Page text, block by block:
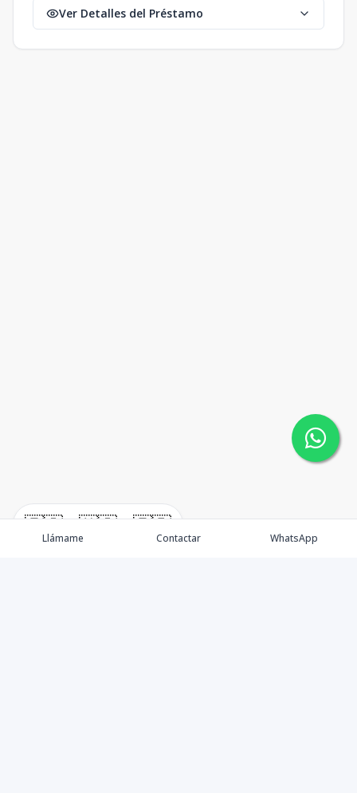
🇪🇸 🇺🇸 🇫🇷
Ver Detalles del Préstamo
Llámame Contactar WhatsApp